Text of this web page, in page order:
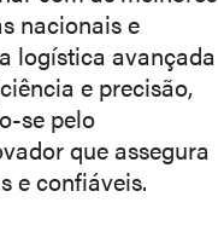
nacionais e
logística avançada
e precisão,
se pelo
que assegura
e confiáveis.